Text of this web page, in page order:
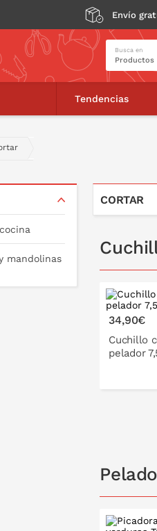
Envío
Busca en
Tendencias
mandolinas
CORTAR
34,90€
Cuchillo
pelador